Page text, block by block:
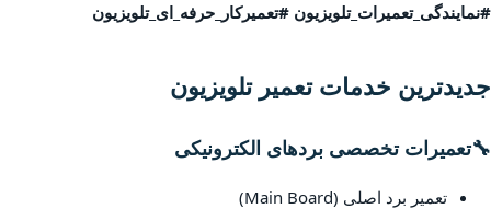
#نمایندگی_تعمیرات_تلویزیون #تعمیرکار_حرفه_ای_تلویزیون
جدیدترین خدمات تعمیر تلویزیون
🔧تعمیرات تخصصی بردهای الکترونیکی
تعمیر برد اصلی (Main Board)